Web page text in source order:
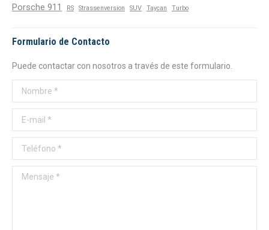
Porsche 911 RS Strassenversion SUV Taycan Turbo
Formulario de Contacto
Puede contactar con nosotros a través de este formulario.
Nombre *
E-mail *
Teléfono *
Mensaje *